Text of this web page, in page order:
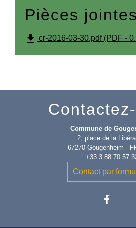
Pièces jointes
file_download cr-2016-03-30.pdf (PDF -
Commune de
2, place de la
67270 Gougenheim -
+33 3 88 70 57
Contact par